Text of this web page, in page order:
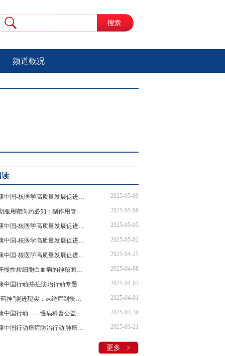
频道概况
读
健康中国-核医学高质量发展促进行动 | 核医学赋能肿瘤诊疗，守护患者健康防线 2025-05-09
长期服用靶向药必知：副作用管理、生育难题全解析 2025-05-06
健康中国-核医学高质量发展促进行动 | 核医学创新技术领航肿瘤诊疗新未来 2025-05-05
健康中国-核医学高质量发展促进行动 | 核医学技术领航精准诊疗，助力健康中国建设 2025-05-02
健康中国-核医学高质量发展促进行动 | 叶荷瑞：核医学发展共筑基石核安全多元主体协同治理 2025-04-25
揭开慢性粒细胞白血病的神秘面纱：专家全面解析诊疗要点 2025-04-08
健康中国行动|癌症防治行动专题系列宣传活动—慢性粒细胞性白血病的防治药访谈节目在京录制 2025-04-03
当"药神"照进现实：从绝症到慢性病，我们离希望还有多远？ 2025-04-01
健康中国行动——慢病科普公益活动“维”爱守护“D”造健康在京举行！ 2025-03-30
健康中国行动癌症防治行动|肺癌治疗中的药物副作用管理 2025-03-21
更多 >